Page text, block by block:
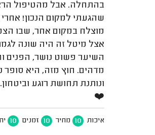
בהתחלה. אבל מהטיפול
שהגעתי למקום הנכון! אחרי
מוצלח במקום אחר, שבו
אצל מיטל זה היה שונה
השיער פשוט נושר, הפנים
מדהים. חוץ מזה, היא סופר
ונותנת תחושת רוגע
❤️
איכות 10 מחיר 10 זמנים 10